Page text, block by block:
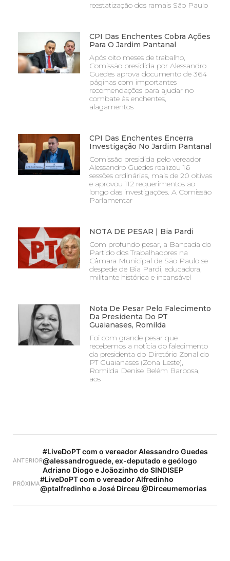
reestatização dos ramais São Paulo
CPI Das Enchentes Cobra Ações
Para O Jardim Pantanal
Após oito meses de trabalho,
Comissão presidida por Alessandro
Guedes aprova documento de 364
páginas com importantes
recomendações para ajudar no
combate às enchentes,
alagamentos
CPI Das Enchentes Encerra
Investigação No Jardim Pantanal
Comissão presidida pelo vereador
Alessandro Guedes realizou 16
sessões ordinárias, mais de 20 oitivas
e aprovou 112 requerimentos ao
longo das investigações. A Comissão
Parlamentar
NOTA DE PESAR | Bia Pardi
Com profundo pesar, a Bancada do
Partido dos Trabalhadores na
Câmara Municipal de São Paulo se
despede de Bia Pardi, educadora,
militante histórica e incansável
Nota De Pesar Pelo Falecimento
Da Presidenta Do PT
Guaianases, Romilda
Foi com grande pesar que
recebemos a notícia do falecimento
da presidenta do Diretório Zonal do
PT Guaianases (Zona Leste),
Romilda Denise Belém Barbosa,
aos
ANTERIOR
#LiveDoPT com o vereador Alessandro Guedes
@alessandroguede, ex-deputado e geólogo
Adriano Diogo e Joãozinho do SINDISEP
PRÓXIMA#LiveDoPT com o vereador Alfredinho
@ptalfredinho e José Dirceu @Dirceumemorias